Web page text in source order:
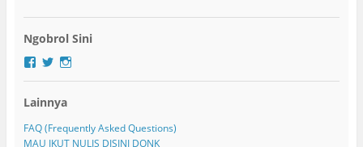
Ngobrol Sini
F
e
o
o
T
t
e
r
g
r
Lainnya
FAQ (Frequently Asked Questions)
MAU IKUT NULIS DISINI DONK